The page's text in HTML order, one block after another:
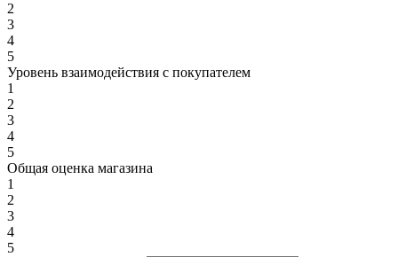
2
3
4
5
Уровень взаимодействия с покупателем
1
2
3
4
5
Общая оценка магазина
1
2
3
4
5